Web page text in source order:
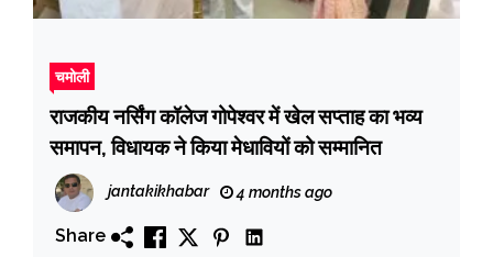
चमोली
राजकीय नर्सिंग कॉलेज गोपेश्वर में खेल सप्ताह का भव्य
समापन, विधायक ने किया मेधावियों को सम्मानित
jantakikhabar 4 months ago
Share